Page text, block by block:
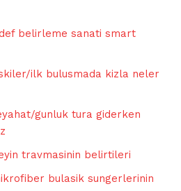
belirleme sanati smart
ilk bulusmada kizla neler
gunluk tura giderken
travmasinin belirtileri
bulasik sungerlerinin